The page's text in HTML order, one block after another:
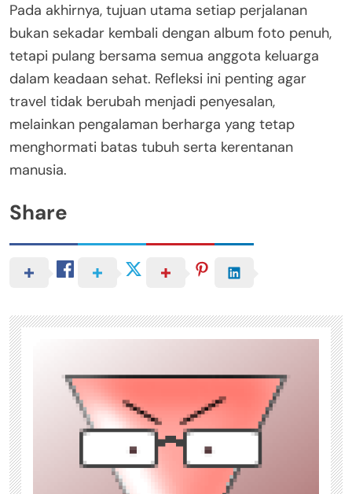
Pada akhirnya, tujuan utama setiap perjalanan
bukan sekadar kembali dengan album foto penuh,
tetapi pulang bersama semua anggota keluarga
dalam keadaan sehat. Refleksi ini penting agar
travel tidak berubah menjadi penyesalan,
melainkan pengalaman berharga yang tetap
menghormati batas tubuh serta kerentanan
manusia.
Share